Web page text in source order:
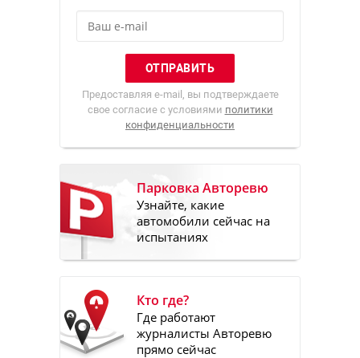
Предоставляя e-mail, вы подтверждаете
свое согласие с условиями политики
конфиденциальности
Парковка Авторевю
Узнайте, какие
автомобили сейчас на
испытаниях
Кто где?
Где работают
журналисты Авторевю
прямо сейчас